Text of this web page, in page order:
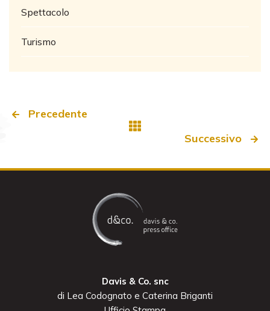
Spettacolo
Turismo
Precedente
Successivo
Davis & Co. snc
di Lea Codognato e Caterina Briganti